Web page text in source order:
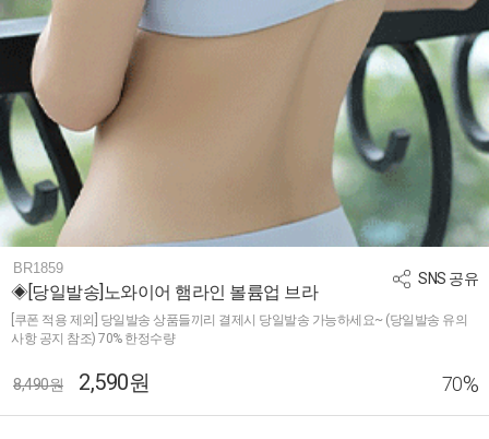
SNS 공유
BR1859
◈[당일발송]노와이어 햄라인 볼륨업 브라
[쿠폰 적용 제외] 당일발송 상품들끼리 결제시 당일발송 가능하세요~ (당일발송 유의
사항 공지 참조) 70% 한정수량
8,490원 2,590원 70%